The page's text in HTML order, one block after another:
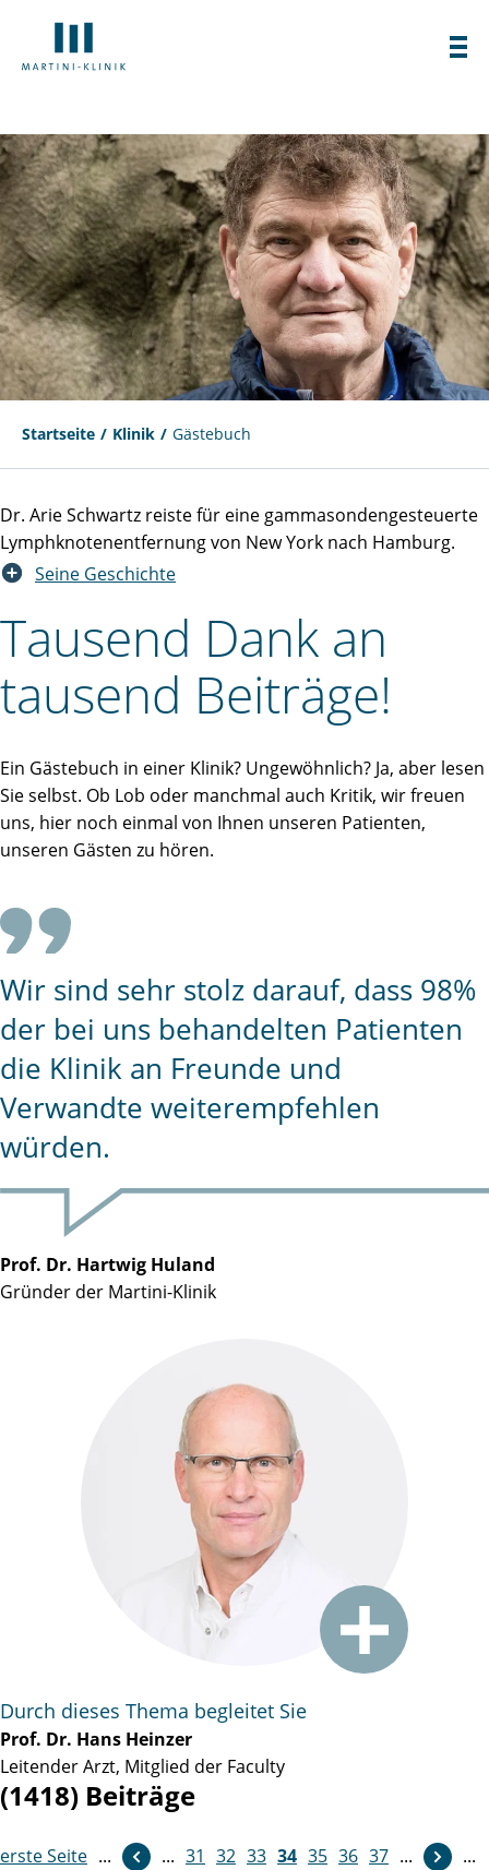
Startseite Klinik Gästebuch
Dr. Arie Schwartz reiste für eine gammasondengesteuerte
Lymphknotenentfernung von New York nach Hamburg.
Seine Geschichte
Tausend Dank an
tausend Beiträge!
Ein Gästebuch in einer Klinik? Ungewöhnlich? Ja, aber lesen
Sie selbst. Ob Lob oder manchmal auch Kritik, wir freuen
uns, hier noch einmal von Ihnen unseren Patienten,
unseren Gästen zu hören.
Wir sind sehr stolz darauf, dass 98%
der bei uns behandelten Patienten
die Klinik an Freunde und
Verwandte weiterempfehlen
würden.
Prof. Dr. Hartwig Huland
Gründer der Martini-Klinik
Durch dieses Thema begleitet Sie
Prof. Dr. Hans Heinzer
Leitender Arzt, Mitglied der Faculty
(1418) Beiträge
erste Seite ... ... 31 32 33 34 35 36 37 ...
weiter
...